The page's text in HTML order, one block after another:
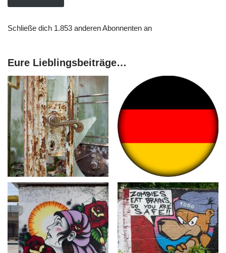
Schließe dich 1.853 anderen Abonnenten an
Eure Lieblingsbeiträge…